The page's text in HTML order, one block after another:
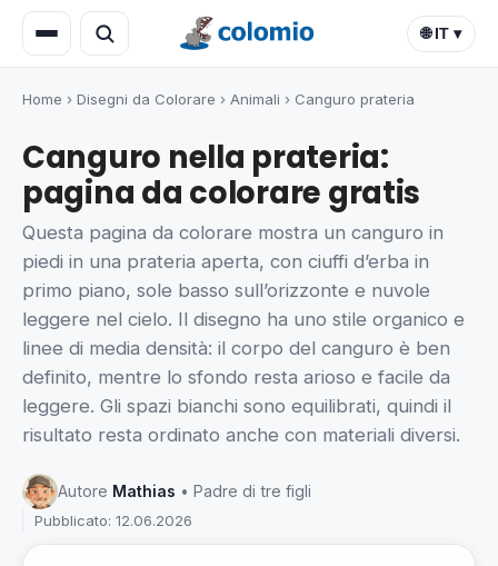
🌐 IT ▾
Home › Disegni da Colorare › Animali › Canguro prateria
Canguro nella prateria:
pagina da colorare gratis
Questa pagina da colorare mostra un canguro in
piedi in una prateria aperta, con ciuffi d’erba in
primo piano, sole basso sull’orizzonte e nuvole
leggere nel cielo. Il disegno ha uno stile organico e
linee di media densità: il corpo del canguro è ben
definito, mentre lo sfondo resta arioso e facile da
leggere. Gli spazi bianchi sono equilibrati, quindi il
risultato resta ordinato anche con materiali diversi.
Autore Mathias • Padre di tre figli
Pubblicato: 12.06.2026